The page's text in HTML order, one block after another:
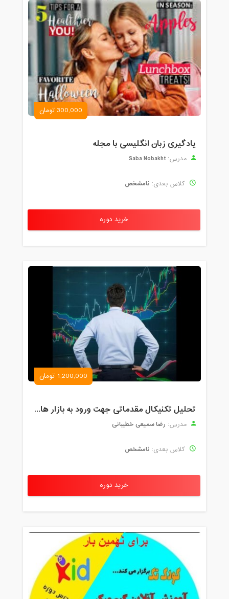
300,000 تومان
یادگیری زبان انگلیسی با مجله
مدرس: Saba Nobakht
کلاس بعدی: نامشخص
خرید دوره
1,200,000 تومان
تحلیل تکنیکال مقدماتی جهت ورود به بازار های مالی (رمز ارز و فارکس )
مدرس: رضا سمیعی خطیبانی
کلاس بعدی: نامشخص
خرید دوره